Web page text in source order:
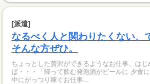
[派遣]
なるべく人と関わりたくない、
そんな方ぜひ。
ちょっとした贅沢ができるようなお仕事、はじ
ば・・・「帰って飲む発泡酒がビールに 夕食
中にがっつり稼ぐお仕事...